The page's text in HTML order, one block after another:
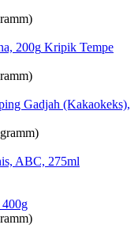
Kripik Tempe
Gadjah (Kakaokeks),
ABC, 275ml